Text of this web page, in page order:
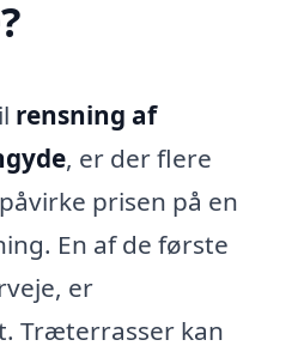
rensning af
, er der flere
prisen på en
En af de første
er
Træterrasser kan